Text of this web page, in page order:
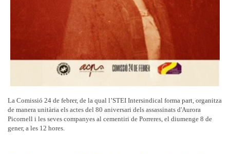
La Comissió 24 de febrer, de la qual l’STEI Intersindical forma part, organitza
de manera unitària els actes del 80 aniversari dels assassinats d'Aurora
Picornell i les seves companyes al cementiri de Porreres, el diumenge 8 de
gener, a les 12 hores.